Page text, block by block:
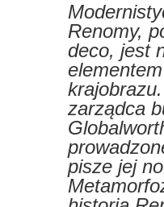
Renomy,
deco, jest
zarządca
pisze jej